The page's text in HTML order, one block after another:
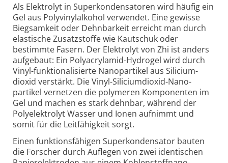
Als Elektrolyt in Superkondensatoren wird häufig ein
Gel aus Poly­vinyl­alkohol verwendet. Eine gewisse
Bieg­sam­keit oder Dehn­bar­keit erreicht man durch
elas­tische Zusatz­stoffe wie Kautschuk oder
bestimmte Fasern. Der Elek­tro­lyt von Zhi ist anders
auf­ge­baut: Ein Poly­acryl­amid-Hydro­gel wird durch
Vinyl-funktio­nali­sierte Nano­partikel aus Silicium­
dioxid ver­stärkt. Die Vinyl-Silicium­dioxid-Nano­
partikel ver­netzen die poly­meren Kompo­nenten im
Gel und machen es stark dehn­bar, während der
Poly­elek­tro­lyt Wasser und Ionen auf­nimmt und
somit für die Leit­fähig­keit sorgt.
Einen funktionsfähigen Superkondensator bauten
die Forscher durch Auf­legen von zwei iden­tischen